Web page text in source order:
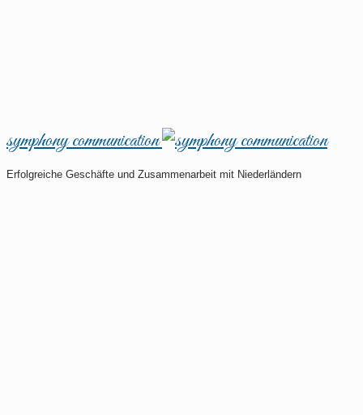
symphony communication
Erfolgreiche Geschäfte und Zusammenarbeit mit Niederländern